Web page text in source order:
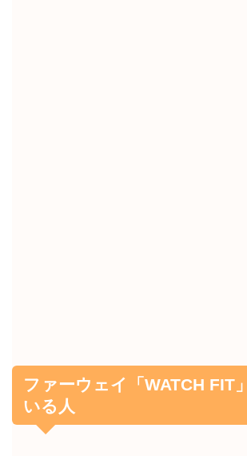
ファーウェイ「WATCH FIT
いる人